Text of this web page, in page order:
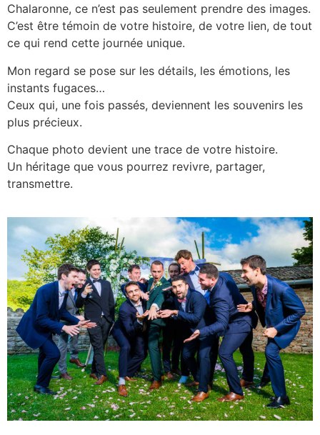
Chalaronne, ce n’est pas seulement prendre des images.
C’est être témoin de votre histoire, de votre lien, de tout
ce qui rend cette journée unique.
Mon regard se pose sur les détails, les émotions, les
instants fugaces…
Ceux qui, une fois passés, deviennent les souvenirs les
plus précieux.
Chaque photo devient une trace de votre histoire.
Un héritage que vous pourrez revivre, partager,
transmettre.